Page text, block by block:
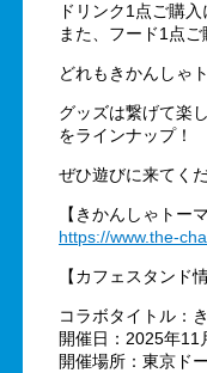
ドリンク1点ご購
また、フード1点
どれもきかんしゃ
グッズは繋げて楽
をラインナップ！
ぜひ遊びに来てく
【きかんしゃトー
https://www.the-
【カフェスタンド
コラボタイトル：
開催日：2025年
開催場所：東京ド